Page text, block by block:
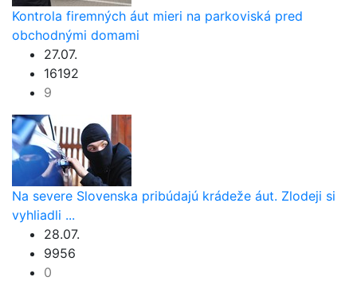
Kontrola firemných áut mieri na parkoviská pred
obchodnými domami
27.07.
16192
9
Na severe Slovenska pribúdajú krádeže áut. Zlodeji si
vyhliadli ...
28.07.
9956
0